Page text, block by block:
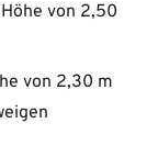
von 2,50
von 2,30 m